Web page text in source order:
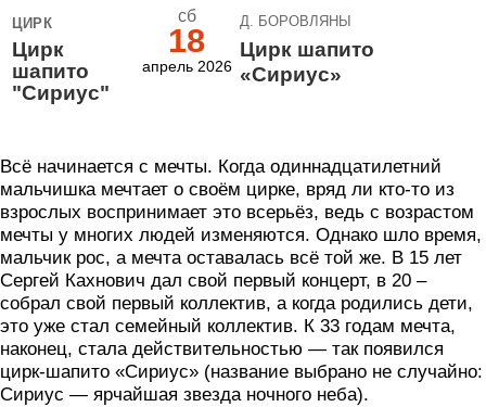
ЦИРК
Цирк
шапито
"Сириус"
сб
18
апрель 2026
Д. БОРОВЛЯНЫ
Цирк шапито
«Сириус»
Всё начинается с мечты. Когда одиннадцатилетний
мальчишка мечтает о своём цирке, вряд ли кто-то из
взрослых воспринимает это всерьёз, ведь с возрастом
мечты у многих людей изменяются. Однако шло время,
мальчик рос, а мечта оставалась всё той же. В 15 лет
Сергей Кахнович дал свой первый концерт, в 20 –
собрал свой первый коллектив, а когда родились дети,
это уже стал семейный коллектив. К 33 годам мечта,
наконец, стала действительностью — так появился
цирк-шапито «Сириус» (название выбрано не случайно:
Сириус — ярчайшая звезда ночного неба).